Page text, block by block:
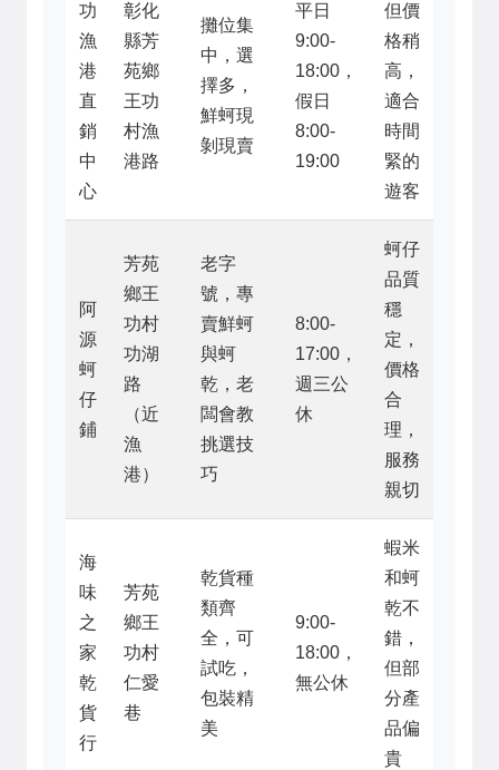
功
漁
港
直
銷
中
心
彰化
縣芳
苑鄉
王功
村漁
港路
攤位集
中，選
擇多，
鮮蚵現
剝現賣
平日
9:00-
18:00，
假日
8:00-
19:00
但價
格稍
高，
適合
時間
緊的
遊客
阿
源
蚵
仔
鋪
芳苑
鄉王
功村
功湖
路
（近
漁
港）
老字
號，專
賣鮮蚵
與蚵
乾，老
闆會教
挑選技
巧
8:00-
17:00，
週三公
休
蚵仔
品質
穩
定，
價格
合
理，
服務
親切
海
味
之
家
乾
貨
行
芳苑
鄉王
功村
仁愛
巷
乾貨種
類齊
全，可
試吃，
包裝精
美
9:00-
18:00，
無公休
蝦米
和蚵
乾不
錯，
但部
分產
品偏
貴